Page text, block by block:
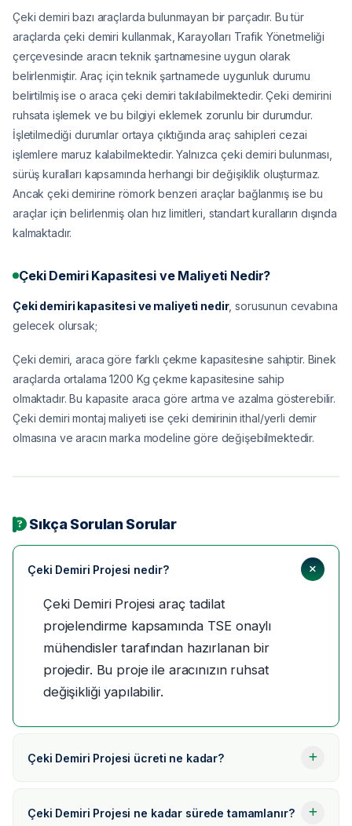
Çeki demiri bazı araçlarda bulunmayan bir parçadır. Bu tür
araçlarda çeki demiri kullanmak, Karayolları Trafik Yönetmeliği
çerçevesinde aracın teknik şartnamesine uygun olarak
belirlenmiştir. Araç için teknik şartnamede uygunluk durumu
belirtilmiş ise o araca çeki demiri takılabilmektedir. Çeki demirini
ruhsata işlemek ve bu bilgiyi eklemek zorunlu bir durumdur.
İşletilmediği durumlar ortaya çıktığında araç sahipleri cezai
işlemlere maruz kalabilmektedir. Yalnızca çeki demiri bulunması,
sürüş kuralları kapsamında herhangi bir değişiklik oluşturmaz.
Ancak çeki demirine römork benzeri araçlar bağlanmış ise bu
araçlar için belirlenmiş olan hız limitleri, standart kuralların dışında
kalmaktadır.
Çeki Demiri Kapasitesi ve Maliyeti Nedir?
Çeki demiri kapasitesi ve maliyeti nedir, sorusunun cevabına
gelecek olursak;
Çeki demiri, araca göre farklı çekme kapasitesine sahiptir. Binek
araçlarda ortalama 1200 Kg çekme kapasitesine sahip
olmaktadır. Bu kapasite araca göre artma ve azalma gösterebilir.
Çeki demiri montaj maliyeti ise çeki demirinin ithal/yerli demir
olmasına ve aracın marka modeline göre değişebilmektedir.
Sıkça Sorulan Sorular
Çeki Demiri Projesi nedir?
Çeki Demiri Projesi araç tadilat
projelendirme kapsamında TSE onaylı
mühendisler tarafından hazırlanan bir
projedir. Bu proje ile aracınızın ruhsat
değişikliği yapılabilir.
Çeki Demiri Projesi ücreti ne kadar?
Çeki Demiri Projesi ne kadar sürede tamamlanır?